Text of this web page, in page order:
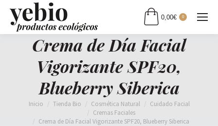
0,00€ 0
Crema de Día Facial
Vigorizante SPF20,
Blueberry Siberica
Estás aquí:
Inicio Tienda Bio Cosmética Natural
Cuidado Facial
Cremas Faciales
Crema de Día Facial Vigorizante SPF20, Blueberry Siberica